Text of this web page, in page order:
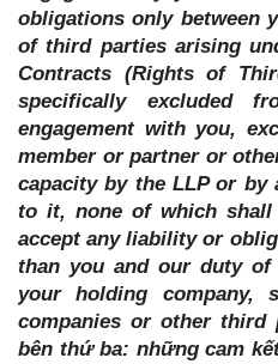
obligations only between
of third parties arising
Contracts (Rights of
specifically excluded
engagement with you,
member or partner or
capacity by the LLP or
to it, none of which shall
accept any liability or
than you and our duty
your holding company,
companies or other
bên thứ ba: những cam